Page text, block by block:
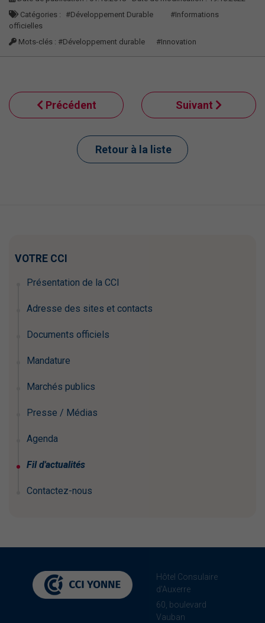
Catégories :
#Développement Durable
#Informations
officielles
Mots-clés : #Développement durable #Innovation
Précédent
Retour à la liste
Suivant
VOTRE CCI
Présentation de la CCI
Adresse des sites et contacts
Documents officiels
Mandature
Marchés publics
Presse / Médias
Agenda
Fil d'actualités
Contactez-nous
Hôtel Consulaire
d'Auxerre
60, boulevard
Vauban